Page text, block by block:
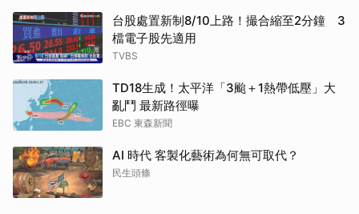
台股處置新制8/10上路！撮合縮至2分鐘 3
檔電子股先適用
TVBS
TD18生成！太平洋「3颱＋1熱帶低壓」大
亂鬥 最新路徑曝
EBC 東森新聞
AI 時代 客製化藝術為何無可取代？
民生頭條